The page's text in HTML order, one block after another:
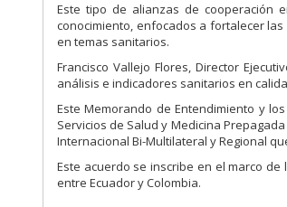
Este tipo de alianzas de cooperación
conocimiento, enfocados a fortalecer
en temas sanitarios.
Francisco Vallejo Flores, Director
análisis e indicadores sanitarios en
Este Memorando de Entendimiento y
Servicios de Salud y Medicina
Internacional Bi-Multilateral y Regional
Este acuerdo se inscribe en el marco de
entre Ecuador y Colombia.